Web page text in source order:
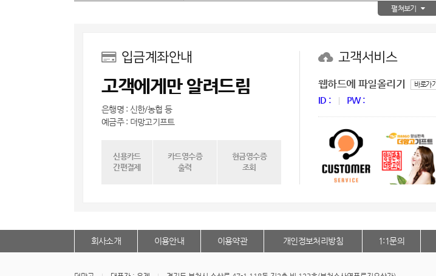
AP-100106
펼쳐보기
입금계좌안내
고객에게만 알려드림
은행명 : 신한/농협 등
예금주 : 더망고기프트
신용카드
간편결제
카드영수증
출력
현금영수증
조회
고객서비스
웹하드에 파일올리기 바로가기
ID : PW :
회사소개 이용안내 이용약관 개인정보처리방침 1:1문의